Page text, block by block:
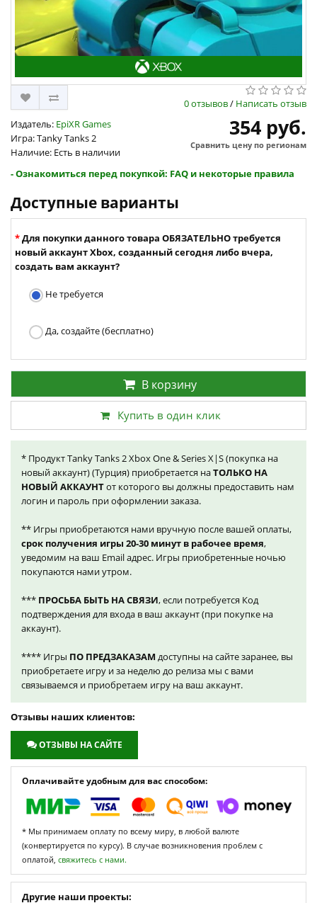
0 отзывов/ Написать отзыв
Издатель: EpiXR Games
Игра: Tanky Tanks 2
Наличие: Есть в наличии
354 руб.
Сравнить цену по регионам
- Ознакомиться перед покупкой: FAQ и некоторые правила
Доступные варианты
Для покупки данного товара ОБЯЗАТЕЛЬНО требуется
новый аккаунт Xbox, созданный сегодня либо вчера,
создать вам аккаунт?
Не требуется
Да, создайте (бесплатно)
В корзину
Купить в один клик
* Продукт Tanky Tanks 2 Xbox One & Series X|S (покупка на
новый аккаунт) (Турция) приобретается наТОЛЬКО НА
НОВЫЙ АККАУНТот которого вы должны предоставить нам
логин и пароль при оформлении заказа.
** Игры приобретаются нами вручную после вашей оплаты,
срок получения игры 20-30 минут в рабочее время,
уведомим на ваш Email адрес. Игры приобретенные ночью
покупаются нами утром.
*** ПРОСЬБА БЫТЬ НА СВЯЗИ, если потребуется Код
подтверждения для входа в ваш аккаунт (при покупке на
аккаунт).
**** Игры ПО ПРЕДЗАКАЗАМ доступны на сайте заранее, вы
приобретаете игру и за неделю до релиза мы с вами
связываемся и приобретаем игру на ваш аккаунт.
Отзывы наших клиентов:
ОТЗЫВЫ НА САЙТЕ
Оплачивайте удобным для вас способом:
* Мы принимаем оплату по всему миру, в любой валюте
(конвертируется по курсу). В случае возникновения проблем с
оплатой, свяжитесь с нами.
Другие наши проекты: